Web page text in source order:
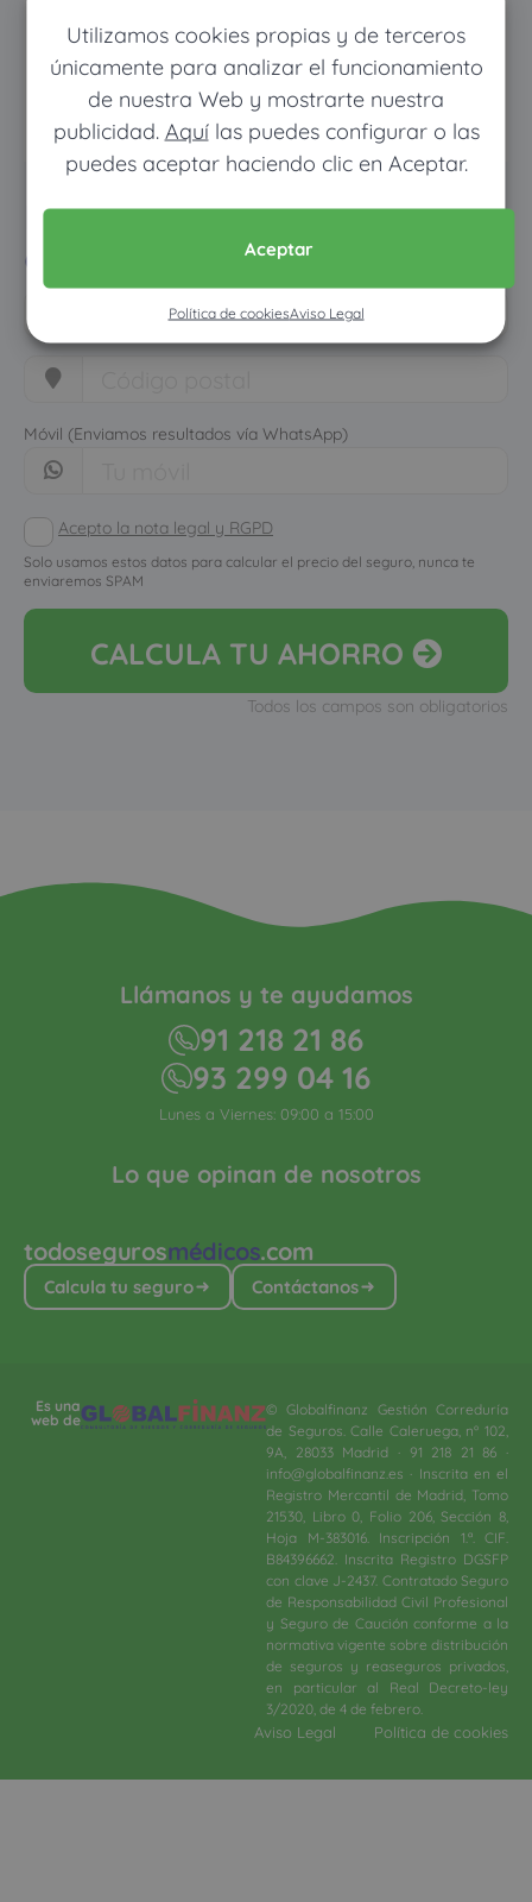
Utilizamos cookies propias y de terceros
únicamente para analizar el funcionamiento
de nuestra Web y mostrarte nuestra
publicidad. Aquílas puedes configurar o las
puedes aceptar haciendo clic en Aceptar.
Aceptar
Política de cookiesAviso Legal
Pon tus datos y descubre
cuánto dinero ahorrarías
Móvil (Enviamos resultados vía WhatsApp)
Acepto la nota legal y RGPD
Solo usamos estos datos para calcular el precio del seguro, nunca te
enviaremos SPAM
CALCULA TU AHORRO
Todos los campos son obligatorios
todosegurosmédicos.com
Calcula tu seguro Contáctanos
Lo que opinan de nosotros
Llámanos y te ayudamos
91 218 21 86
93 299 04 16
Lunes a Viernes: 09:00 a 15:00
Es una
web de
© Globalfinanz Gestión Correduría
de Seguros. Calle Caleruega, nº 102,
9A, 28033 Madrid · 91 218 21 86 ·
info@globalfinanz.es · Inscrita en el
Registro Mercantil de Madrid, Tomo
21530, Libro 0, Folio 206, Sección 8,
Hoja M-383016. Inscripción 1.ª. CIF.
B84396662. Inscrita Registro DGSFP
con clave J-2437. Contratado Seguro
de Responsabilidad Civil Profesional
y Seguro de Caución conforme a la
normativa vigente sobre distribución
de seguros y reaseguros privados,
en particular al Real Decreto-ley
3/2020, de 4 de febrero.​
Aviso Legal Política de cookies